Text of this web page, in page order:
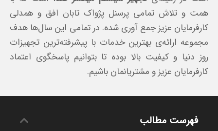
همت و تلاش تمامی پرسنل پژواک تابان افق و همدلی
کارفرمایان عزیز جمع آوری شده. در تمامی این سال‌ها هدف
مجموعه ارائه‌ی بهترین خدمات با پیشرفته‌ترین تجهیزات
روز دنیا و کیفیت بالا بوده تا بتوانیم پاسخگوی اعتماد
کارفرمایان عزیز و مشتریانمان باشیم.
فهرست مطالب